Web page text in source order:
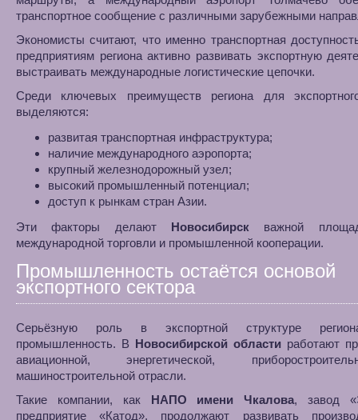
транспортное сообщение с различными зарубежными
Экономисты считают, что именно транспортная
предприятиям региона активно развивать экспортную
выстраивать международные логистические цепочки.
Среди ключевых преимуществ региона для
выделяются:
развитая транспортная инфраструктура;
наличие международного аэропорта;
крупный железнодорожный узел;
высокий промышленный потенциал;
доступ к рынкам стран Азии.
Эти факторы делают Новосибирск важной
международной торговли и промышленной кооперации.
Промышленность остаётся основой
экспортного сектора
Серьёзную роль в экспортной структуре
промышленность. В Новосибирской области работают
авиационной, энергетической,
машиностроительной отрасли.
Такие компании, как НАПО имени Чкалова, завод
предприятие «Катод», продолжают развивать